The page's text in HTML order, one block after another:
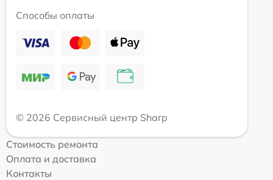
Способы оплаты
© 2026 Сервисный центр Sharp
Стоимость ремонта
Оплата и доставка
Контакты